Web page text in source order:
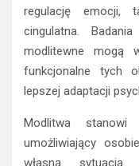
regulację emocji,
cingulatna.
modlitewne mogą
funkcjonalne tych
lepszej adaptacji
Modlitwa stanowi
umożliwiający
własną